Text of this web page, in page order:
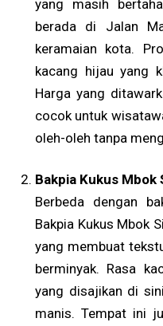
yang masih
berada di Jalan
keramaian kota.
kacang hijau yang
Harga yang
cocok untuk
oleh-oleh tanpa
Bakpia Kukus Mbok
Berbeda dengan
Bakpia Kukus Mbok
yang membuat
berminyak. Rasa
yang disajikan di
manis. Tempat ini